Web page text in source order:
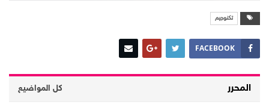
تكنوجيم
FACEBOOK
المحرر كل المواضيع